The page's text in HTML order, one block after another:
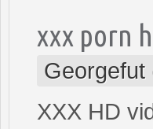
xxx porn
Georgefut
XXX HD